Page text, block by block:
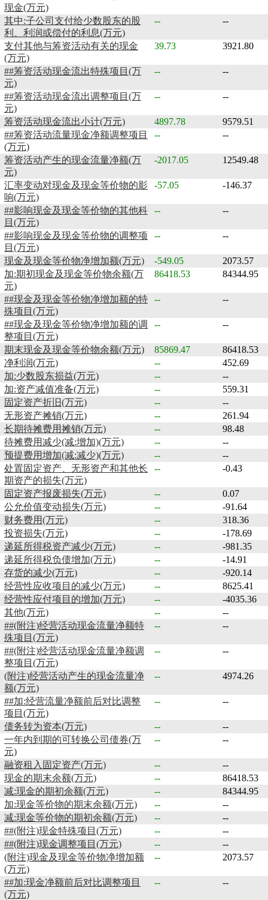
现金(万元)
其中:子公司支付给少数股东的股
利、利润或偿付的利息(万元)
-- --
支付其他与筹资活动有关的现金
(万元)
39.73 3921.80
##筹资活动现金流出特殊项目(万
元)
-- --
##筹资活动现金流出调整项目(万
元)
-- --
筹资活动现金流出小计(万元) 4897.78
9579.51
##筹资活动流量现金净额调整项目
(万元)
-- --
筹资活动产生的现金流量净额(万
元)
-2017.05 12549.48
汇率变动对现金及现金等价物的影
响(万元)
-57.05 -146.37
##影响现金及现金等价物的其他科
目(万元)
-- --
##影响现金及现金等价物的调整项
目(万元)
-- --
现金及现金等价物净增加额(万元) -549.05
2073.57
加:期初现金及现金等价物余额(万
元)
86418.53 84344.95
##现金及现金等价物净增加额的特
殊项目(万元)
-- --
##现金及现金等价物净增加额的调
整项目(万元)
-- --
期末现金及现金等价物余额(万元) 85869.47
86418.53
净利润(万元)
--
452.69
加:少数股东损益(万元)
--
--
加:资产减值准备(万元)
--
559.31
固定资产折旧(万元)
--
--
无形资产摊销(万元)
--
261.94
长期待摊费用摊销(万元)
--
98.48
待摊费用减少(减:增加)(万元)
--
--
预提费用增加(减:减少)(万元)
--
--
处置固定资产、无形资产和其他长
期资产的损失(万元)
-- -0.43
固定资产报废损失(万元) --
0.07
公允价值变动损失(万元)
--
-91.64
财务费用(万元)
--
318.36
投资损失(万元)
--
-178.69
递延所得税资产减少(万元)
--
-981.35
递延所得税负债增加(万元)
--
-14.91
存货的减少(万元)
--
-920.14
经营性应收项目的减少(万元)
--
8625.41
经营性应付项目的增加(万元)
--
-4035.36
其他(万元)
--
--
##(附注)经营活动现金流量净额特
殊项目(万元)
-- --
##(附注)经营活动现金流量净额调
整项目(万元)
-- --
(附注)经营活动产生的现金流量净
额(万元)
-- 4974.26
##加:经营流量净额前后对比调整
项目(万元)
-- --
债务转为资本(万元) --
--
一年内到期的可转换公司债券(万
元)
-- --
融资租入固定资产(万元) --
--
现金的期末余额(万元)
--
86418.53
减:现金的期初余额(万元)
--
84344.95
加:现金等价物的期末余额(万元)
--
--
减:现金等价物的期初余额(万元)
--
--
##(附注)现金特殊项目(万元)
--
--
##(附注)现金调整项目(万元)
--
--
(附注)现金及现金等价物净增加额
(万元)
-- 2073.57
##加:现金净额前后对比调整项目
(万元)
-- --